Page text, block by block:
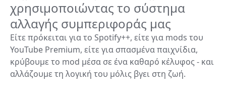
χρησιμοποιώντας το σύστημα
αλλαγής συμπεριφοράς μας
Είτε πρόκειται για το Spotify++, είτε για mods του
YouTube Premium, είτε για σπασμένα παιχνίδια,
κρύβουμε το mod μέσα σε ένα καθαρό κέλυφος - και
αλλάζουμε τη λογική του μόλις βγει στη ζωή.